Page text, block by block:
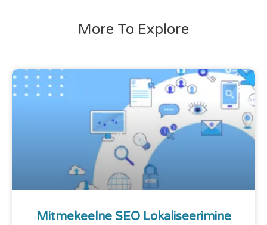
More To Explore
Mitmekeelne SEO Lokaliseerimine